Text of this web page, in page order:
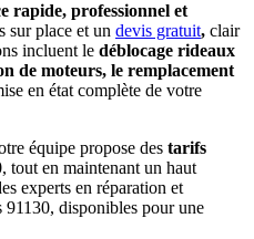
rapide, professionnel et
sur place et un devis gratuit, clair
incluent le déblocage rideaux
de moteurs, le remplacement
en état complète de votre
équipe propose des tarifs
, tout en maintenant un haut
experts en réparation et
91130, disponibles pour une